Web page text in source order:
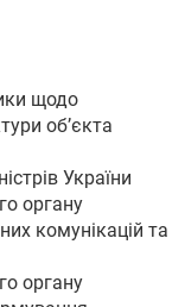
щодо
об’єкта
України
органу
комунікацій та
органу